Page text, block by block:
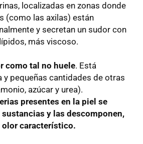
localizadas en zonas donde
(como las axilas) están
y secretan un sudor con
más viscoso.
como tal no huele. Está
y pequeñas cantidades de otras
azúcar y urea).
presentes en la piel se
y las descomponen,
olor característico.